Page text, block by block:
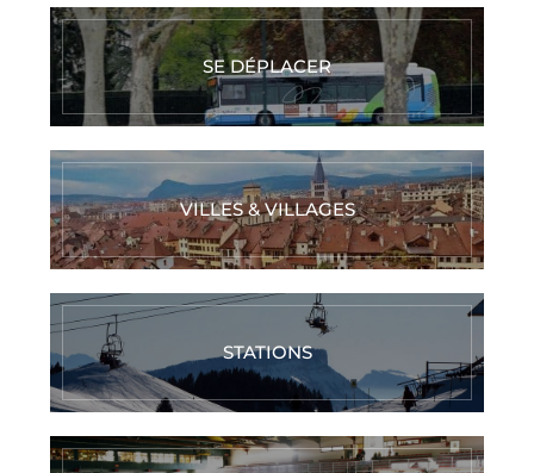
SE DÉPLACER
VILLES & VILLAGES
STATIONS